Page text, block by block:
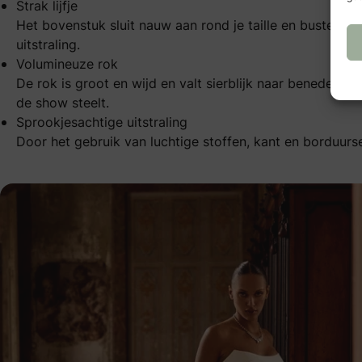
Strak lijfje
Het bovenstuk sluit nauw aan rond je taille en buste.
uitstraling.
Volumineuze rok
De rok is groot en wijd en valt sierblijk naar beneden.
de show steelt.
Sprookjesachtige uitstraling
Door het gebruik van luchtige stoffen, kant en